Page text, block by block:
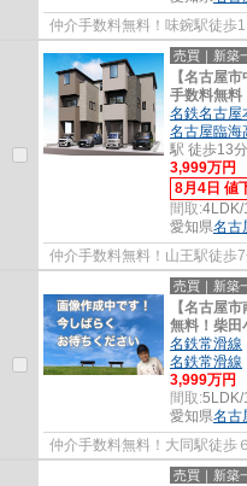
仲介手数料無料！味鋺駅徒歩
売買｜新築
【名古屋
手数料無料
名鉄名古屋
名古屋臨海
駅 徒歩13分
3,999万円
8月4日 値
間取:4LDK/
愛知県名古
仲介手数料無料！山王駅徒歩
売買｜新築
【名古屋
無料！柴田
名鉄常滑線
名鉄常滑線
3,999万円
間取:5LDK/
愛知県名古
仲介手数料無料！大同駅徒歩
売買｜新築